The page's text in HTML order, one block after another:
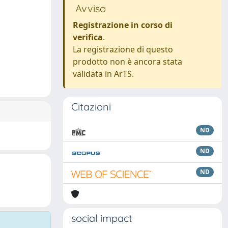
Avviso
Registrazione in corso di
verifica.
La registrazione di questo
prodotto non è ancora stata
validata in ArTS.
Citazioni
ND
ND
ND
social impact